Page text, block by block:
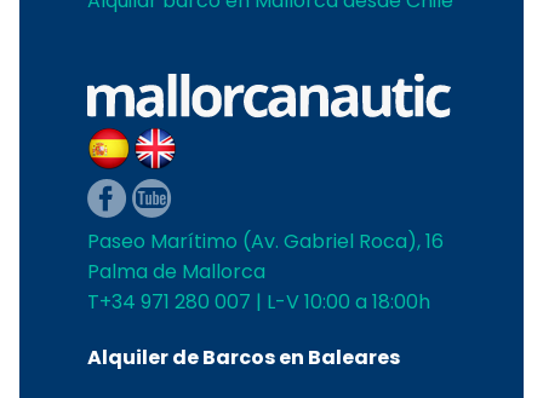
Paseo Marítimo (Av. Gabriel Roca), 16
Palma de Mallorca
T+34 971 280 007 | L-V 10:00 a 18:00h
Alquiler de Barcos en Baleares